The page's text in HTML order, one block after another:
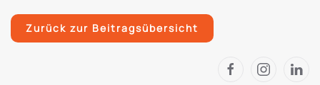
Zurück zur Beitragsübersicht